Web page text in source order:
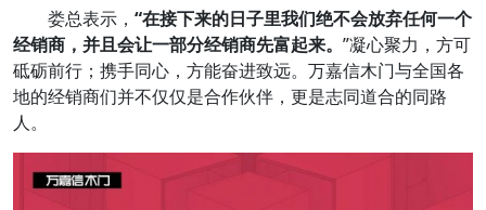
娄总表示， “在接下来的日子里我们绝不会放弃任何一个
经销商，并且会让一部分经销商先富起来。 ”凝心聚力，方可
砥砺前行；携手同心，方能奋进致远。万嘉信木门与全国各
地的经销商们并不仅仅是合作伙伴，更是志同道合的同路
人。